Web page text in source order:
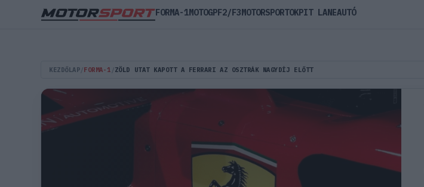
KEZDŐLAP FORMA-1 ZÖLD UTAT KAPOTT A FERRARI AZ OSZTRÁK NAGYDÍJ ELŐTT
FORMA-1MOTOGPF2/F3MOTORSPORTOKPIT LANEAUTÓ